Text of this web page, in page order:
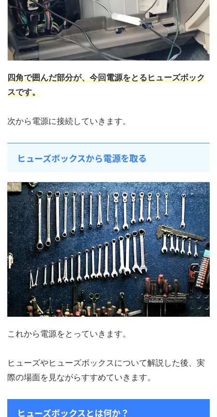
四角で囲んだ部分が、今回電源をとるヒューズボック
スです。
次から電源に接続していきます。
ヒューズボックスから電源を取る
これから電源をとっていきます。
ヒューズやヒューズボックスについて解説した後、実
際の場面を見ながらすすめていきます。
ヒューズボックスとは何か？